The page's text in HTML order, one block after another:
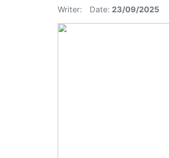
Writer: Date: 23/09/2025